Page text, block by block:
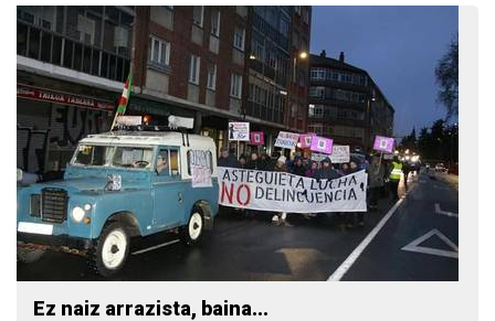
Ez naiz arrazista, baina...